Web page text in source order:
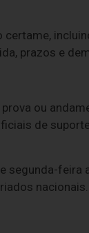
prazos e
ou
de
segunda-feira
nacionais.